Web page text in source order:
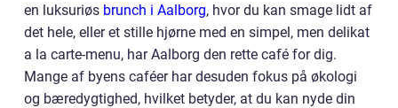
en luksuriøs brunch i Aalborg, hvor du kan smage lidt af
det hele, eller et stille hjørne med en simpel, men delikat
a la carte-menu, har Aalborg den rette café for dig.
Mange af byens caféer har desuden fokus på økologi
og bæredygtighed, hvilket betyder, at du kan nyde din